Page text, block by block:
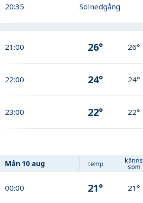
20:35 Solnedgång
21:00 26° 26°
22:00 24° 24°
23:00 22° 22°
Mån 10 aug temp känns
som
00:00 21° 21°